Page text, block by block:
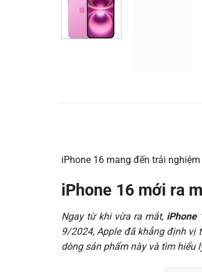
iPhone 16 mang đến trải
iPhone 16 mới ra
Ngay từ khi vừa ra mắt, iPhone
9/2024, Apple đã khẳng định vị
dòng sản phẩm này và tìm hiểu